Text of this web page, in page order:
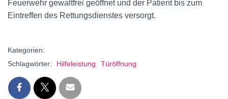
Feuerwehr gewaltfrei geöffnet und der Patient bis zum
Eintreffen des Rettungsdienstes versorgt.
Kategorien:
Schlagwörter:
Hilfeleistung Türöffnung